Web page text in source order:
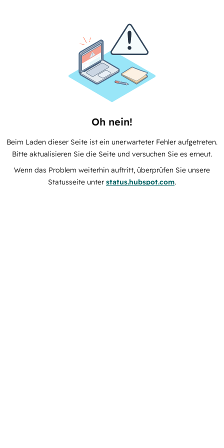
Oh nein!
Beim Laden dieser Seite ist ein unerwarteter Fehler aufgetreten.
Bitte aktualisieren Sie die Seite und versuchen Sie es erneut.
Wenn das Problem weiterhin auftritt, überprüfen Sie unsere
Statusseite unter status.hubspot.com.